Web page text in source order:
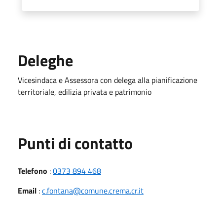
Deleghe
Vicesindaca e Assessora con delega alla pianificazione
territoriale, edilizia privata e patrimonio
Punti di contatto
Telefono :0373 894 468
Email :c.fontana@comune.crema.cr.it